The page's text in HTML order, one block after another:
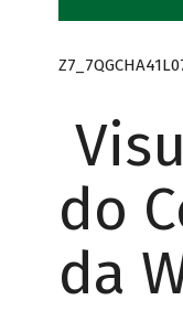
do
da